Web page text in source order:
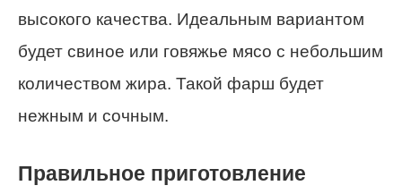
высокого качества. Идеальным вариантом
будет свиное или говяжье мясо с небольшим
количеством жира. Такой фарш будет
нежным и сочным.
Правильное приготовление